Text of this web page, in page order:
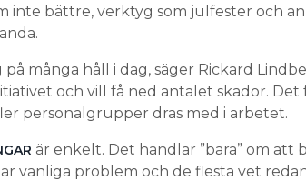
inte bättre, verktyg som julfester och
många håll i dag, säger Rickard
och vill få ned antalet skador. Det
personalgrupper dras med i arbetet.
är enkelt. Det handlar ”bara” om att
vanliga problem och de flesta vet